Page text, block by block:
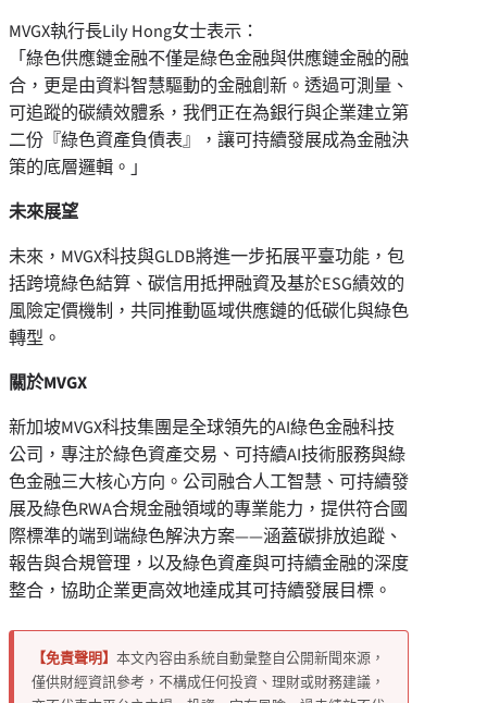
MVGX執行長Lily Hong女士表示：
「綠色供應鏈金融不僅是綠色金融與供應鏈金融的融
合，更是由資料智慧驅動的金融創新。透過可測量、
可追蹤的碳績效體系，我們正在為銀行與企業建立第
二份『綠色資產負債表』，讓可持續發展成為金融決
策的底層邏輯。」
未來展望
未來，MVGX科技與GLDB將進一步拓展平臺功能，包
括跨境綠色結算、碳信用抵押融資及基於ESG績效的
風險定價機制，共同推動區域供應鏈的低碳化與綠色
轉型。
關於MVGX
新加坡MVGX科技集團是全球領先的AI綠色金融科技
公司，專注於綠色資產交易、可持續AI技術服務與綠
色金融三大核心方向。公司融合人工智慧、可持續發
展及綠色RWA合規金融領域的專業能力，提供符合國
際標準的端到端綠色解決方案——涵蓋碳排放追蹤、
報告與合規管理，以及綠色資產與可持續金融的深度
整合，協助企業更高效地達成其可持續發展目標。
【免責聲明】 本文內容由系統自動彙整自公開新聞來源，
僅供財經資訊參考，不構成任何投資、理財或財務建議，